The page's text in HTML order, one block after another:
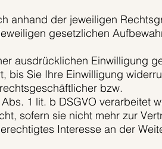
anhand der jeweiligen
gesetzlichen
ausdrücklichen Einwilligung
bis Sie Ihre Einwilligung
bzw.
1 lit. b DSGVO verarbeitet
sofern sie nicht mehr zur
Interesse an der